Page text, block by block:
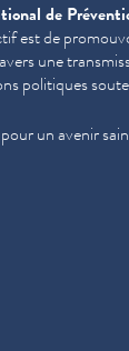
de
est de
une
politiques
un avenir